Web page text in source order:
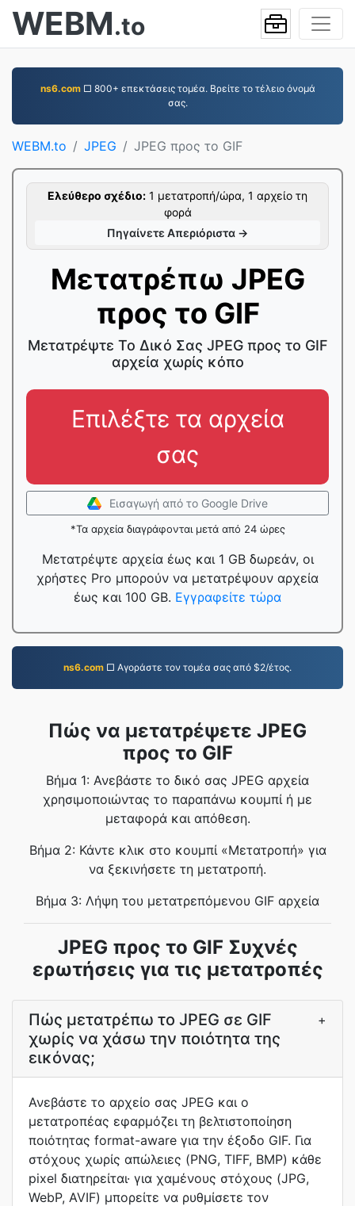
WEBM.to
ns6.com□ 800+ επεκτάσεις τομέα. Βρείτε το τέλειο όνομά
σας.
WEBM.to JPEG JPEG προς το GIF
Ελεύθερο σχέδιο: 1 μετατροπή/ώρα, 1 αρχείο τη
φορά
Πηγαίνετε Απεριόριστα →
Μετατρέπω JPEG
προς το GIF
Μετατρέψτε Το Δικό Σας JPEG προς το GIF
αρχεία χωρίς κόπο
Επιλέξτε τα αρχεία
σας
Εισαγωγή από το Google Drive
*Τα αρχεία διαγράφονται μετά από 24 ώρες
Μετατρέψτε αρχεία έως και 1 GB δωρεάν, οι
χρήστες Pro μπορούν να μετατρέψουν αρχεία
έως και 100 GB. Εγγραφείτε τώρα
ns6.com □ Αγοράστε τον τομέα σας από $2/έτος.
Πώς να μετατρέψετε JPEG
προς το GIF
Βήμα 1: Ανεβάστε το δικό σας JPEG αρχεία
χρησιμοποιώντας το παραπάνω κουμπί ή με
μεταφορά και απόθεση.
Βήμα 2: Κάντε κλικ στο κουμπί «Μετατροπή» για
να ξεκινήσετε τη μετατροπή.
Βήμα 3: Λήψη του μετατρεπόμενου GIF αρχεία
JPEG προς το GIF Συχνές
ερωτήσεις για τις μετατροπές
Πώς μετατρέπω το JPEG σε GIF
χωρίς να χάσω την ποιότητα της
εικόνας;
+
Ανεβάστε το αρχείο σας JPEG και ο
μετατροπέας εφαρμόζει τη βελτιστοποίηση
ποιότητας format-aware για την έξοδο GIF. Για
στόχους χωρίς απώλειες (PNG, TIFF, BMP) κάθε
pixel διατηρείται· για χαμένους στόχους (JPG,
WebP, AVIF) μπορείτε να ρυθμίσετε τον